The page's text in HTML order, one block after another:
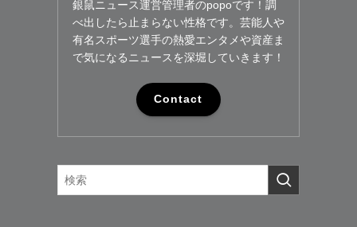
銀鼠ニュース運営管理者のpopoです！調
べ出したら止まらない性格です。芸能人や
有名スポーツ選手の熱愛エンタメや資産ま
で気になるニュースを深堀していきます！
Contact